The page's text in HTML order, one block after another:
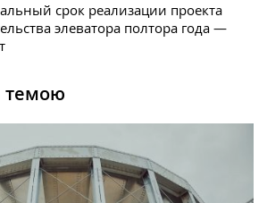
срок реализации проекта
элеватора полтора года —
темою